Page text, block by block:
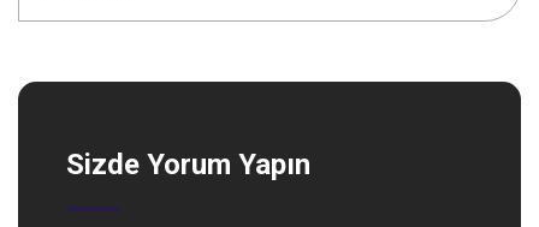
Sizde Yorum Yapın